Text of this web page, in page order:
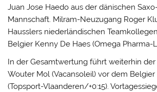
Juan Jose Haedo aus der dänischen
Mannschaft. Milram-Neuzugang Roger
Hausslers niederländischen
Belgier Kenny De Haes (Omega Pharma-
In der Gesamtwertung führt weiterhin
Wouter Mol (Vacansoleil) vor dem Belgier
(Topsport-Vlaanderen/+0:15).